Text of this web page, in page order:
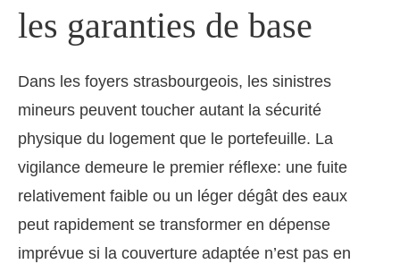
les garanties de base
Dans les foyers strasbourgeois, les sinistres
mineurs peuvent toucher autant la sécurité
physique du logement que le portefeuille. La
vigilance demeure le premier réflexe: une fuite
relativement faible ou un léger dégât des eaux
peut rapidement se transformer en dépense
imprévue si la couverture adaptée n’est pas en